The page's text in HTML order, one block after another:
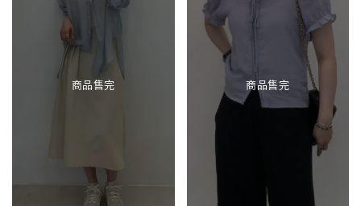
商品售完 商品售完